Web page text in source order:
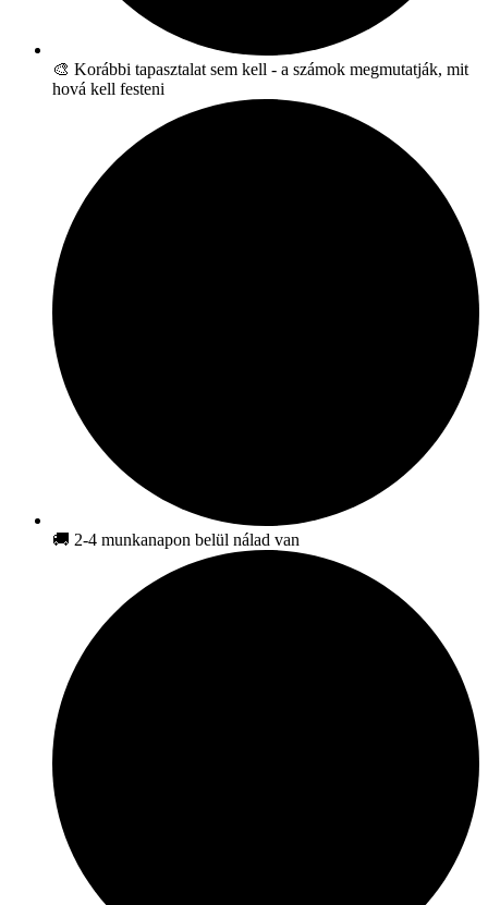
🎨 Korábbi tapasztalat sem kell - a számok megmutatják, mit
hová kell festeni
🚚 2-4 munkanapon belül nálad van